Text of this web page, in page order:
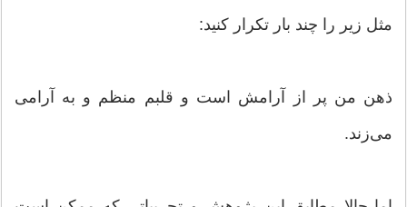
مثل زیر را چند بار تکرار کنید:
ذهن من پر از آرامش است و قلبم منظم و به آرامی
می‌‌زند.